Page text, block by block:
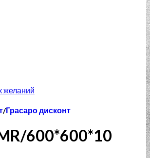
желаний
/Грасаро дисконт
600*600*10